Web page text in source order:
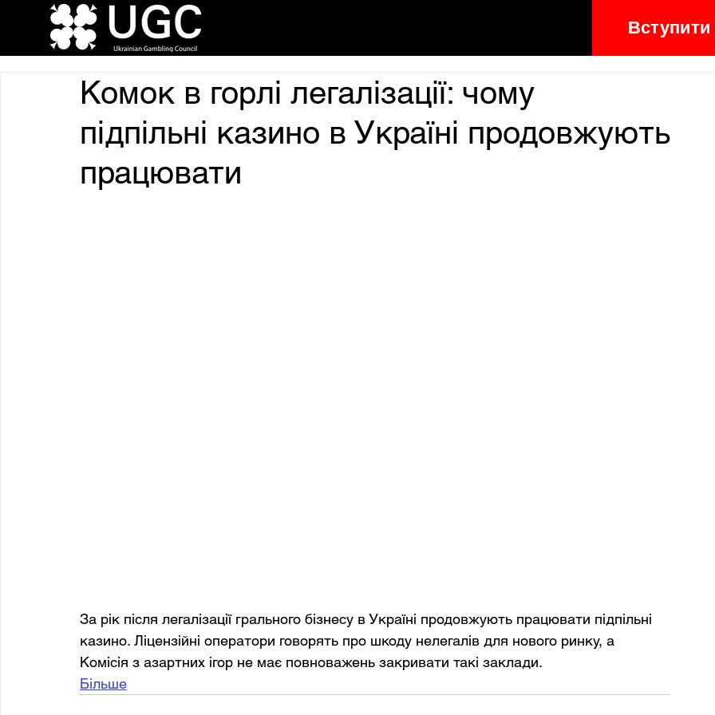
Вступити
Комок в горлі легалізації: чому
підпільні казино в Україні продовжують
працювати
За рік після легалізації грального бізнесу в Україні продовжують працювати підпільні
казино. Ліцензійні оператори говорять про шкоду нелегалів для нового ринку, а
Комісія з азартних ігор не має повноважень закривати такі заклади.
Більше